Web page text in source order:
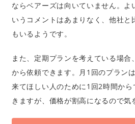
ならベアーズは向いていません。よ
いうコメントはあまりなく、他社と
もいるようです。
また、定期プランを考えている場
から依頼できます。月1回のプラン
来てほしい人のために1回2時間か
きますが、価格が割高になるので気